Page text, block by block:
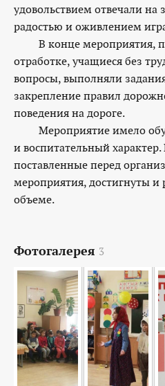
удовольствием отвечали на
радостью и оживлением
В конце мероприятия,
отработке, учащиеся без
вопросы, выполняли
закрепление правил
поведения на дороге.
Мероприятие имело
и воспитательный
поставленные перед
мероприятия, достигнуты
объеме.
Фотогалерея 3